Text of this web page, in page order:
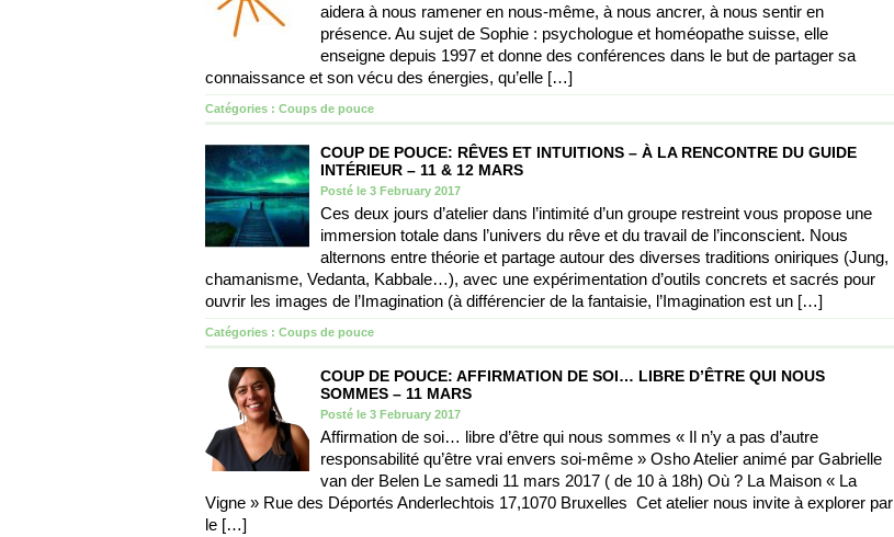
aidera à nous ramener en nous-même, à nous ancrer, à nous sentir en
présence. Au sujet de Sophie : psychologue et homéopathe suisse, elle
enseigne depuis 1997 et donne des conférences dans le but de partager sa
connaissance et son vécu des énergies, qu’elle […]
Catégories : Coups de pouce
COUP DE POUCE: RÊVES ET INTUITIONS – À LA RENCONTRE DU GUIDE
INTÉRIEUR – 11 & 12 MARS
Posté le 3 February 2017
Ces deux jours d’atelier dans l’intimité d’un groupe restreint vous propose une
immersion totale dans l’univers du rêve et du travail de l’inconscient. Nous
alternons entre théorie et partage autour des diverses traditions oniriques (Jung,
chamanisme, Vedanta, Kabbale…), avec une expérimentation d’outils concrets et sacrés pour
ouvrir les images de l’Imagination (à différencier de la fantaisie, l’Imagination est un […]
Catégories : Coups de pouce
COUP DE POUCE: AFFIRMATION DE SOI… LIBRE D’ÊTRE QUI NOUS
SOMMES – 11 MARS
Posté le 3 February 2017
Affirmation de soi… libre d’être qui nous sommes « Il n’y a pas d’autre
responsabilité qu’être vrai envers soi-même » Osho Atelier animé par Gabrielle
van der Belen Le samedi 11 mars 2017 ( de 10 à 18h) Où ? La Maison « La
Vigne » Rue des Déportés Anderlechtois 17,1070 Bruxelles Cet atelier nous invite à explorer par
le […]